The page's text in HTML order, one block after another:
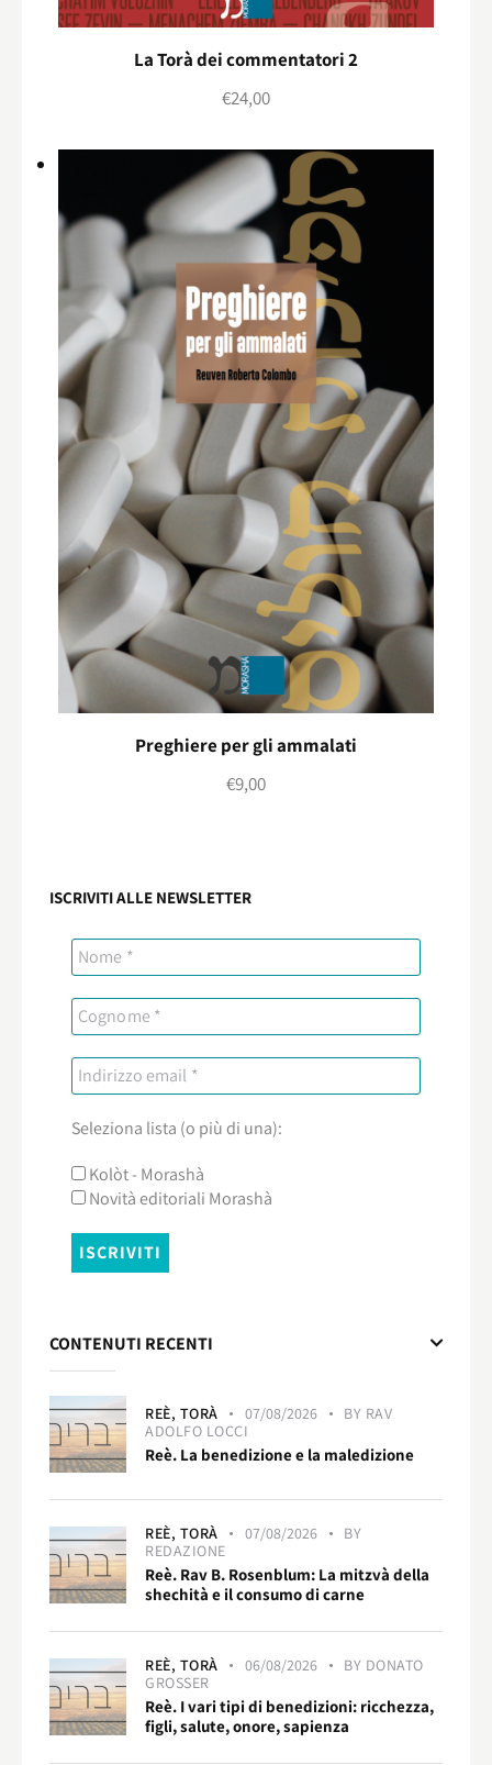
La Torà dei commentatori 2
€24,00
Preghiere per gli ammalati
€9,00
ISCRIVITI ALLE NEWSLETTER
Seleziona lista (o più di una):
Kolòt - Morashà
Novità editoriali Morashà
CONTENUTI RECENTI
REÈ, TORÀ 07/08/2026 BY RAV
ADOLFO LOCCI
Reè. La benedizione e la maledizione
REÈ, TORÀ 07/08/2026
BY
REDAZIONE
Reè. Rav B. Rosenblum: La mitzvà della
shechità e il consumo di carne
REÈ, TORÀ 06/08/2026 BY DONATO
GROSSER
Reè. I vari tipi di benedizioni: ricchezza,
figli, salute, onore, sapienza